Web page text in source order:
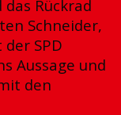
Rückrad
Schneider,
SPD
Aussage und
den